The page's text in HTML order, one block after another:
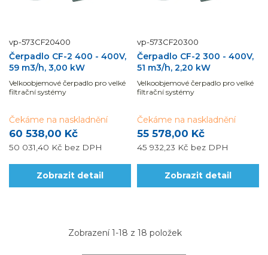
vp-573CF20400
Čerpadlo CF-2 400 - 400V,
59 m3/h, 3,00 kW
Velkoobjemové čerpadlo pro velké
filtrační systémy
60 538,00 Kč
50 031,40 Kč bez DPH
Čekáme na naskladnění
Zobrazit detail
vp-573CF20300
Čerpadlo CF-2 300 - 400V,
51 m3/h, 2,20 kW
Velkoobjemové čerpadlo pro velké
filtrační systémy
55 578,00 Kč
45 932,23 Kč bez DPH
Čekáme na naskladnění
Zobrazit detail
Zobrazení 1-18 z 18 položek